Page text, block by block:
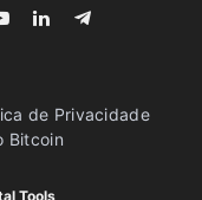
LinkedInTelegram
de Privacidade
Bitcoin
Tools